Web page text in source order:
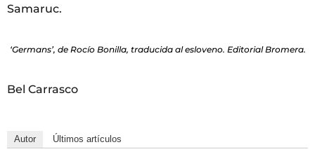
Samaruc.
‘Germans’, de Rocío Bonilla, traducida al esloveno. Editorial Bromera.
Bel Carrasco
Autor Últimos artículos